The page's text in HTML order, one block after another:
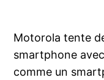
Motorola tente
smartphone
comme un